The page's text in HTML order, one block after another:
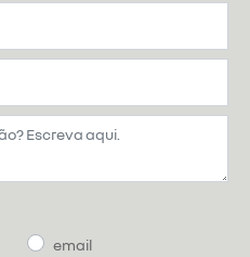
email